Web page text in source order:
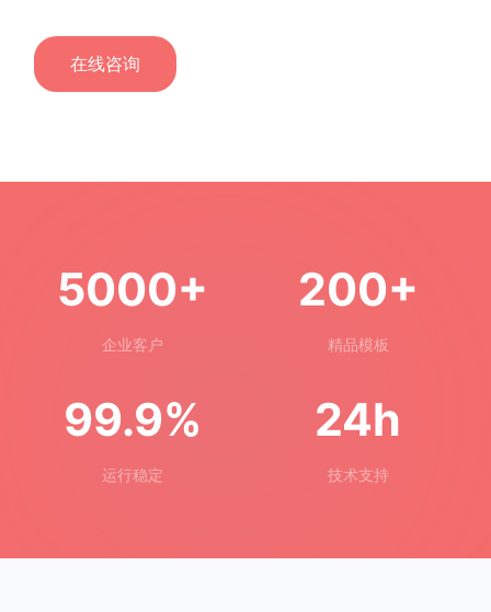
在线咨询
5000+
企业客户
200+
精品模板
99.9%
运行稳定
24h
技术支持